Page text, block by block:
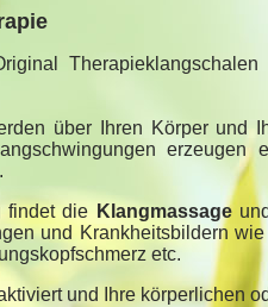
über Ihren Körper und
findet die Klangmassageund
und Krankheitsbildern
etc.
und Ihre körperlichen